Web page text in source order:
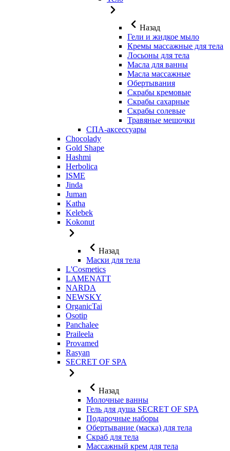
Назад
Гели и жидкое мыло
Кремы массажные для тела
Лосьоны для тела
Масла для ванны
Масла массажные
Обертывания
Скрабы кремовые
Скрабы сахарные
Скрабы солевые
Травяные мешочки
СПА-аксессуары
Chocolady
Gold Shape
Hashmi
Herbolica
ISME
Jinda
Juman
Katha
Kelebek
Kokonut
Назад
Маски для тела
L'Cosmetics
LAMENATT
NARDA
NEWSKY
OrganicTai
Osotip
Panchalee
Praileela
Provamed
Rasyan
SECRET OF SPA
Назад
Молочные ванны
Гель для душа SECRET OF SPA
Подарочные наборы
Обертывание (маска) для тела
Скраб для тела
Массажный крем для тела